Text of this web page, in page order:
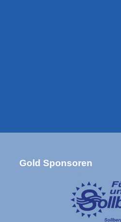
Gold Sponsoren